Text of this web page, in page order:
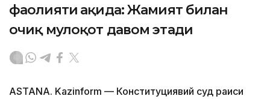
фаолияти ҳақида: Жамият билан
очиқ мулоқот давом этади
ASTANA. Kazinform — Конституциявий суд раиси